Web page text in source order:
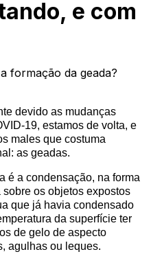
e com
formação da geada?
devido as mudanças
19, estamos de volta, e
males que costuma
as geadas.
é a condensação, na forma
os objetos expostos
que já havia condensado
da superfície ter
de gelo de aspecto
agulhas ou leques.